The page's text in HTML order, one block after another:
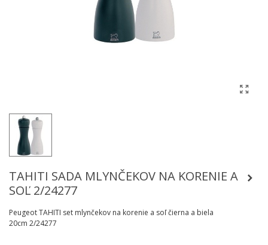
TAHITI SADA MLYNČEKOV NA KORENIE A
SOĽ 2/24277
Peugeot TAHITI set mlynčekov na korenie a soľ čierna a biela
20cm 2/24277